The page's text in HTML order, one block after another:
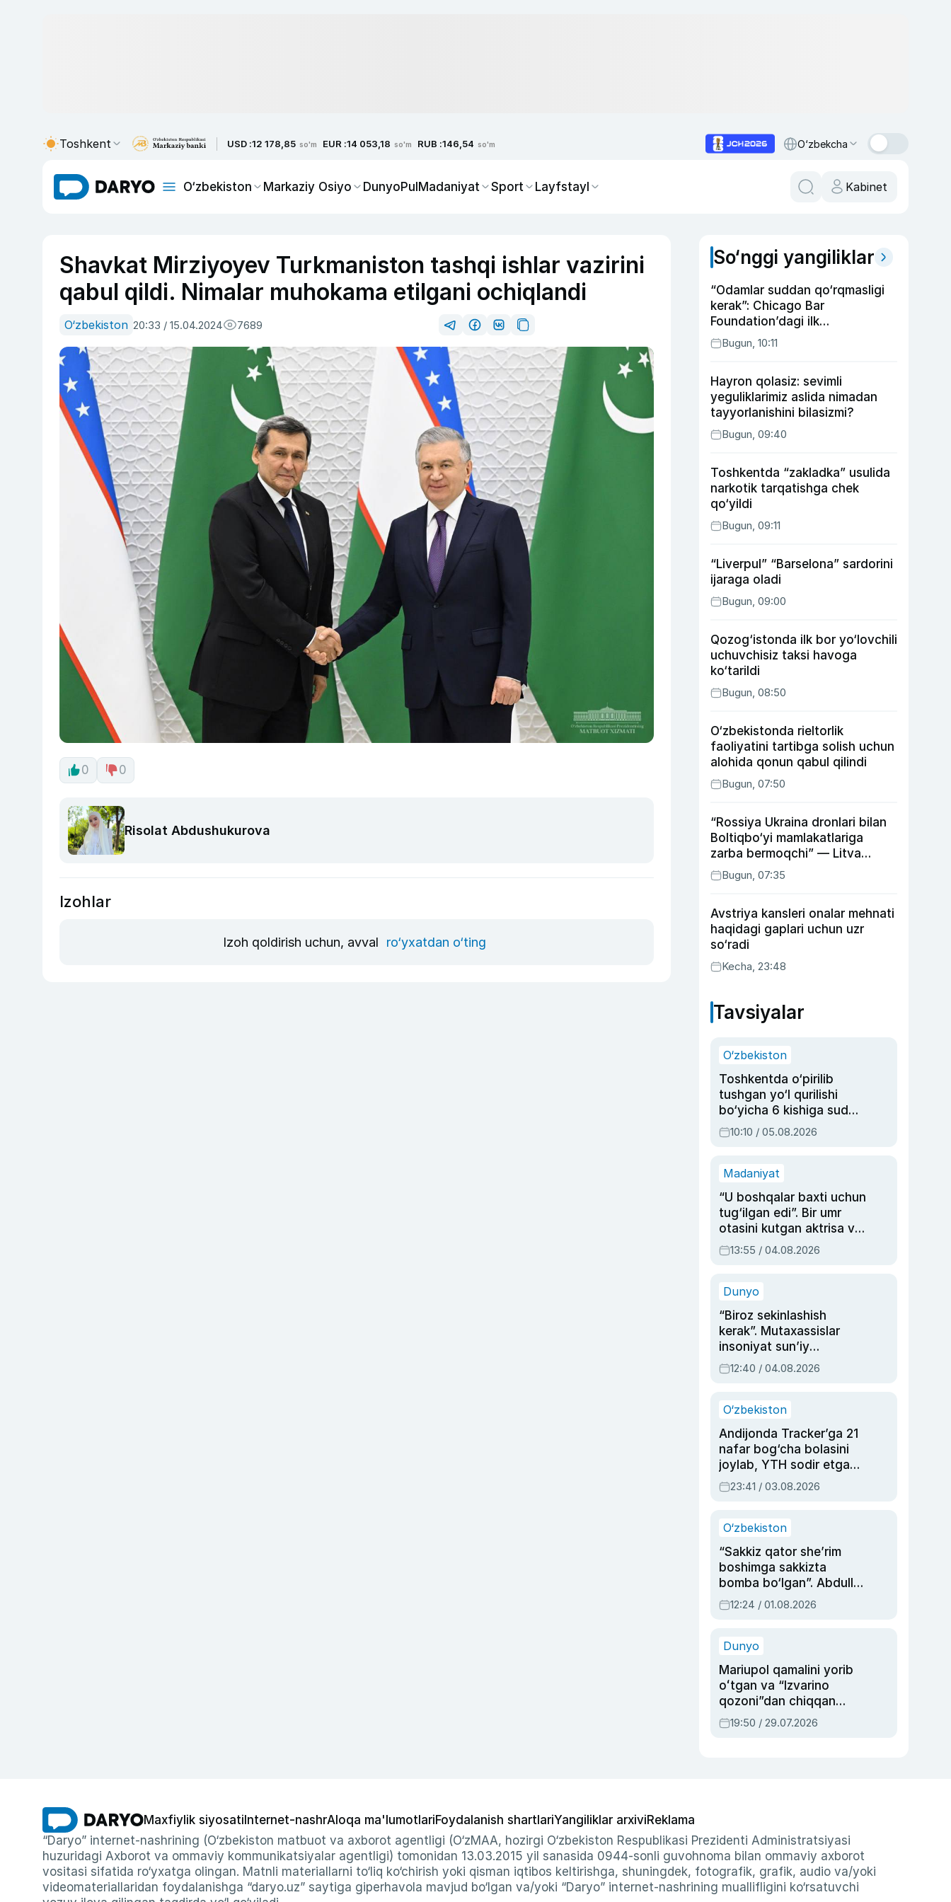
Toshkent USD :12 178,85 so'm EUR :14 053,18 so'm RUB :146,54 so'm O‘zbekcha
O‘zbekiston Markaziy Osiyo DunyoPulMadaniyat Sport Layfstayl Kabinet
Shavkat Mirziyoyev Turkmaniston tashqi ishlar vazirini
qabul qildi. Nimalar muhokama etilgani ochiqlandi
O‘zbekiston 20:33 / 15.04.2024 7689
0 0
Risolat Abdushukurova
Izohlar
Izoh qoldirish uchun, avval ro‘yxatdan o‘ting
So‘nggi yangiliklar
“Odamlar suddan qo‘rqmasligi
kerak”: Chicago Bar
Foundation’dagi ilk
o‘zbekistonlik Go‘zal
Abduaxatova
Bugun, 10:11
Hayron qolasiz: sevimli
yeguliklarimiz aslida nimadan
tayyorlanishini bilasizmi?
Bugun, 09:40
Toshkentda “zakladka” usulida
narkotik tarqatishga chek
qo‘yildi
Bugun, 09:11
“Liverpul” “Barselona” sardorini
ijaraga oladi
Bugun, 09:00
Qozog‘istonda ilk bor yo‘lovchili
uchuvchisiz taksi havoga
ko‘tarildi
Bugun, 08:50
O‘zbekistonda rieltorlik
faoliyatini tartibga solish uchun
alohida qonun qabul qilindi
Bugun, 07:50
“Rossiya Ukraina dronlari bilan
Boltiqbo‘yi mamlakatlariga
zarba bermoqchi” — Litva
mudofaa vaziri
Bugun, 07:35
Avstriya kansleri onalar mehnati
haqidagi gaplari uchun uzr
so‘radi
Kecha, 23:48
Tavsiyalar
O‘zbekiston
Toshkentda o‘pirilib
tushgan yo‘l qurilishi
bo‘yicha 6 kishiga sud
hukmi o‘qildi
10:10 / 05.08.2026
Madaniyat
“U boshqalar baxti uchun
tug‘ilgan edi”. Bir umr
otasini kutgan aktrisa va
dublyaj ustasi Rimma
Ahmedovaning
13:55 / 04.08.2026
Dunyo
“Biroz sekinlashish
kerak”. Mutaxassislar
insoniyat sun’iy
intellektni boshqara
olmay qolishidan xavotir
12:40 / 04.08.2026
O‘zbekiston
Andijonda Tracker’ga 21
nafar bog‘cha bolasini
joylab, YTH sodir etgan
ayolga sud hukmi o‘qildi
23:41 / 03.08.2026
O‘zbekiston
“Sakkiz qator she’rim
boshimga sakkizta
bomba bo‘lgan”. Abdulla
Oripovni siyosiy
ayblovlardan asrab
12:24 / 01.08.2026
Dunyo
Mariupol qamalini yorib
oʻtgan va “Izvarino
qozoni”dan chiqqan
qahramon — Ukraina
armiyasi bosh
19:50 / 29.07.2026
Maxfiylik siyosati Internet-nashrAloqa ma'lumotlariFoydalanish shartlariYangiliklar arxiviReklama
“Daryo” internet-nashrining (O‘zbekiston matbuot va axborot agentligi (O‘zMAA, hozirgi O‘zbekiston Respublikasi Prezidenti Administratsiyasi
huzuridagi Axborot va ommaviy kommunikatsiyalar agentligi) tomonidan 13.03.2015 yil sanasida 0944-sonli guvohnoma bilan ommaviy axborot
vositasi sifatida ro‘yxatga olingan. Matnli materiallarni to‘liq ko‘chirish yoki qisman iqtibos keltirishga, shuningdek, fotografik, grafik, audio va/yoki
videomateriallaridan foydalanishga “daryo.uz” saytiga giperhavola mavjud bo‘lgan va/yoki “Daryo” internet-nashrining muallifligini ko‘rsatuvchi